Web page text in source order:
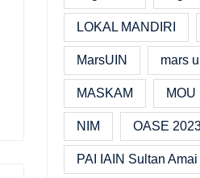
LOKAL MANDIRI
MarsUIN mars
MASKAM MOU
NIM OASE
PAI IAIN Sultan